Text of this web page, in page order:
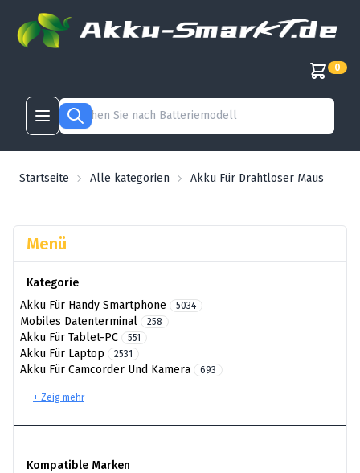
0
Startseite Alle kategorien Akku Für Drahtloser Maus
Menü
Kategorie
Akku Für Handy Smartphone
5034
Mobiles Datenterminal 258
Akku Für Tablet-PC 551
Akku Für Laptop 2531
Akku Für Camcorder Und Kamera 693
+ Zeig mehr
Kompatible Marken